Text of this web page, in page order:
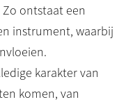
ontstaat een
instrument, waarbij
karakter van
komen, van